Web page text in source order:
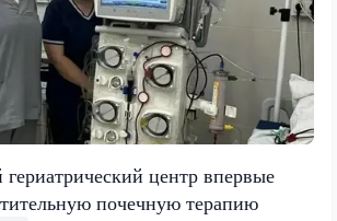
центр впервые
почечную терапию